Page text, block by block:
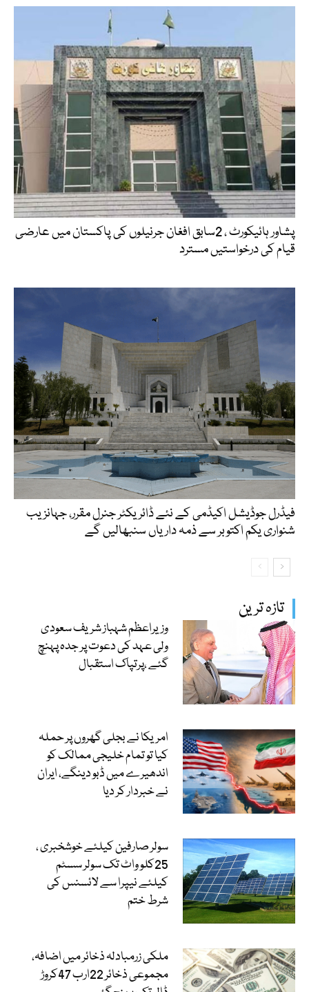
تازہ ترین
وزیراعظم شہباز شریف سعودی
ولی عہد کی دعوت پر جدہ پہنچ
گئے ،پرتپاک استقبال
امریکا نے بجلی گھروں پر حملہ
کیا تو تمام خلیجی ممالک کو
اندھیرے میں ڈبو دینگے، ایران
نے خبردار کر دیا
سولر صارفین کیلئے خوشخبری ،
25کلو واٹ تک سولر سسٹم
کیلئے نیپرا سے لائسنس کی
شرط ختم
ملکی زرمبادلہ ذخائر میں اضافہ،
مجموعی ذخائر 22ارب 47کروڑ
پشاور ہائیکورٹ ، 2سابق افغان جرنیلوں کی پاکستان میں عارضی
قیام کی درخواستیں مسترد
فیڈرل جوڈیشل اکیڈمی کے نئے ڈائریکٹر جنرل مقرر، جہانزیب
شنواری یکم اکتوبر سے ذمہ داریاں سنبھالیں گے